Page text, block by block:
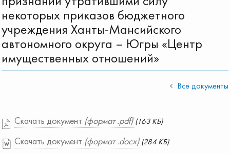
некоторых приказов бюджетного
учреждения Ханты-Мансийского
автономного округа – Югры «Центр
имущественных отношений»
Все документы
Скачать документ (формат .pdf) (163 КБ)
Скачать документ (формат .docx) (284 КБ)